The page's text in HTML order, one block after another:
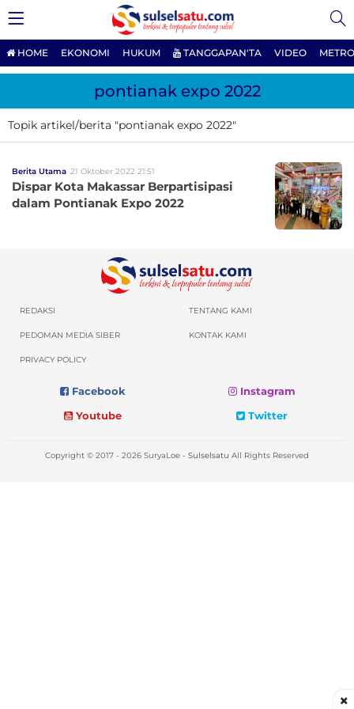
HOME EKONOMI HUKUM TANGGAPAN'TA VIDEO
pontianak expo 2022
Topik artikel/berita "pontianak expo 2022"
Berita Utama 21 Oktober 2022 21:51
Dispar Kota Makassar Berpartisipasi
dalam Pontianak Expo 2022
REDAKSI TENTANG KAMI
PEDOMAN MEDIA SIBER KONTAK KAMI
PRIVACY POLICY
Facebook
Instagram
Youtube
Twitter
Copyright © 2017 - 2026 SuryaLoe - Sulselsatu All Rights Reserved
×